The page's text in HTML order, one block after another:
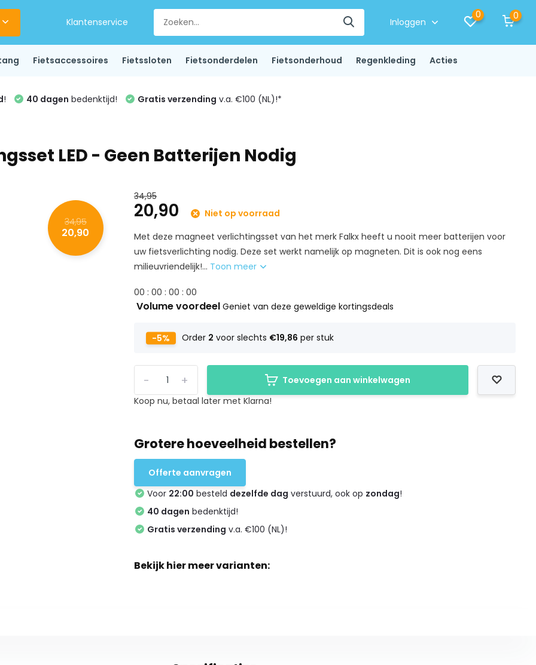
Klantenservice Inloggen
0 0
Fietsaccessoires Fietssloten Fietsonderdelen Fietsonderhoud Regenkleding Acties
! 40 dagen bedenktijd! Gratis verzending v.a. €100 (NL)!*
LED - Geen Batterijen Nodig
34,95
20,90
34,95
20,90
Niet op voorraad
Met deze magneet verlichtingsset van het merk Falkx heeft u nooit meer batterijen voor
uw fietsverlichting nodig. Deze set werkt namelijk op magneten. Dit is ook nog eens
milieuvriendelijk!... Toon meer
00 : 00 : 00 : 00
Volume voordeel Geniet van deze geweldige kortingsdeals
-5% Order 2 voor slechts €19,86 per stuk
+
-
Toevoegen aan winkelwagen
Koop nu, betaal later met Klarna!
Grotere hoeveelheid bestellen?
Offerte aanvragen
Voor 22:00 besteld dezelfde dag verstuurd, ook op zondag!
40 dagen bedenktijd!
Gratis verzending v.a. €100 (NL)!
Bekijk hier meer varianten: